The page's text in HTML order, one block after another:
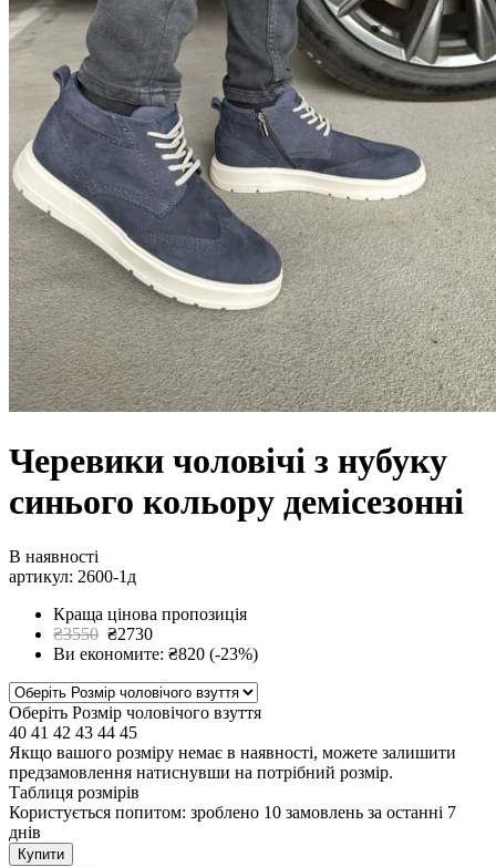
Черевики чоловічі з нубуку
синього кольору демісезонні
В наявності
артикул: 2600-1д
Краща цінова пропозиція
₴3550 ₴2730
Ви економите: ₴820 (-23%)
Оберіть Розмір чоловічого взуття
40 41 42 43 44 45
Якщо вашого розміру немає в наявності, можете залишити
предзамовлення натиснувши на потрібний розмір.
Таблиця розмірів
Користується попитом: зроблено 10 замовлень за останні 7
днів
Купити